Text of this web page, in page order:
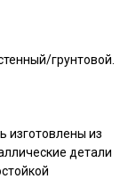
грунтовой.
изготовлены из
детали